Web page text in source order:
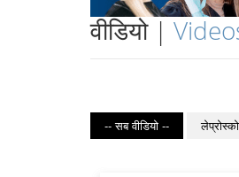
वीडियो |
-- सब वीडियो --